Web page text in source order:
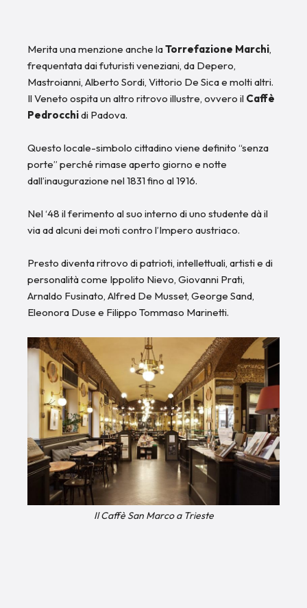
Merita una menzione anche laTorrefazione Marchi,
frequentata dai futuristi veneziani, da Depero,
Mastroianni, Alberto Sordi, Vittorio De Sica e molti altri.
Il Veneto ospita un altro ritrovo illustre, ovvero il Caffè
Pedrocchidi Padova.
Questo locale-simbolo cittadino viene definito “senza
porte” perché rimase aperto giorno e notte
dall’inaugurazione nel 1831 fino al 1916.
Nel ‘48 il ferimento al suo interno di uno studente dà il
via ad alcuni dei moti contro l’Impero austriaco.
Presto diventa ritrovo di patrioti, intellettuali, artisti e di
personalità come Ippolito Nievo, Giovanni Prati,
Arnaldo Fusinato, Alfred De Musset, George Sand,
Eleonora Duse e Filippo Tommaso Marinetti.
Il Caffè San Marco a Trieste